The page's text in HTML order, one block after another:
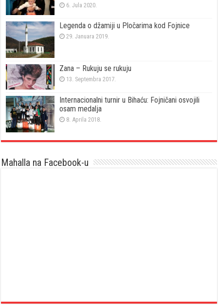
6. Jula 2020.
Legenda o džamiji u Pločarima kod Fojnice
29. Januara 2019.
Zana – Rukuju se rukuju
13. Septembra 2017.
Internacionalni turnir u Bihaću: Fojničani osvojili
osam medalja
8. Aprila 2018.
Mahalla na Facebook-u